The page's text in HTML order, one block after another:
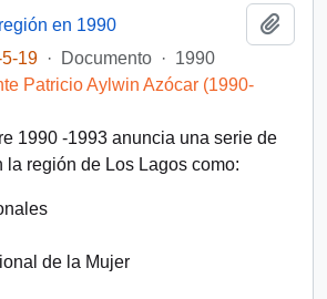
en 1990
19 · Documento · 1990
Patricio Aylwin Azócar (1990-
1990 -1993 anuncia una serie de
la región de Los Lagos como:
de la Mujer